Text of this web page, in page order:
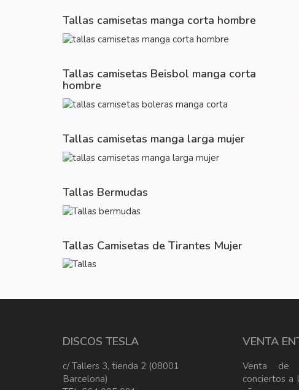
Tallas camisetas manga corta hombre
Tallas camisetas Beisbol manga corta
hombre
Tallas camisetas manga larga mujer
Tallas Bermudas
Tallas Camisetas de Tirantes Mujer
DISCOS TESLA
c/ Tallers 3, tienda 2 (08001
Barcelona)
VENTA
Venta de
conciertos